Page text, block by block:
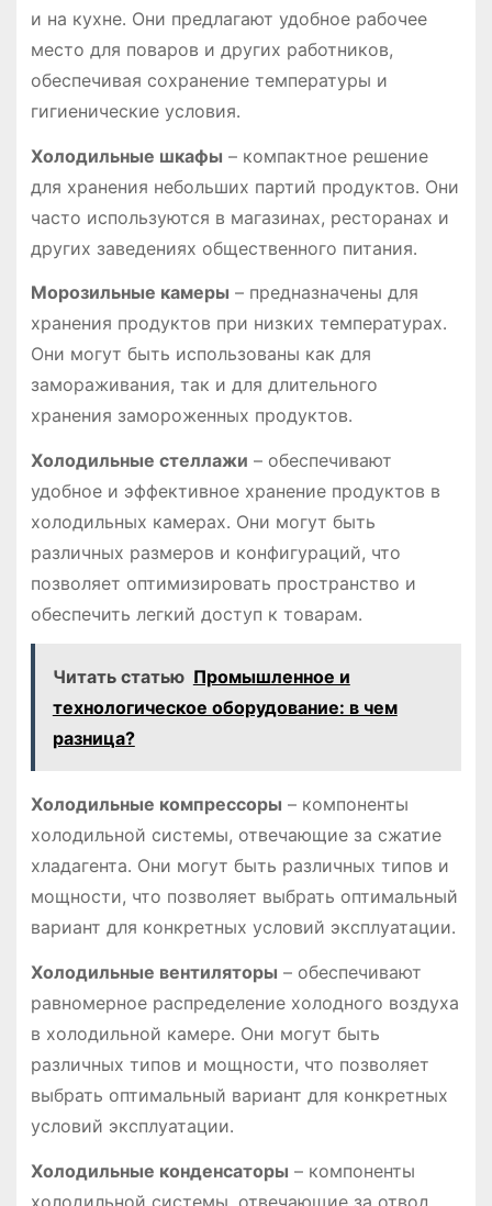
и на кухне․ Они предлагают удобное рабочее
место для поваров и других работников,
обеспечивая сохранение температуры и
гигиенические условия․
Холодильные шкафы – компактное решение
для хранения небольших партий продуктов․ Они
часто используются в магазинах, ресторанах и
других заведениях общественного питания․
Морозильные камеры – предназначены для
хранения продуктов при низких температурах․
Они могут быть использованы как для
замораживания, так и для длительного
хранения замороженных продуктов․
Холодильные стеллажи – обеспечивают
удобное и эффективное хранение продуктов в
холодильных камерах․ Они могут быть
различных размеров и конфигураций, что
позволяет оптимизировать пространство и
обеспечить легкий доступ к товарам․
Читать статью Промышленное и
технологическое оборудование: в чем
разница?
Холодильные компрессоры – компоненты
холодильной системы, отвечающие за сжатие
хладагента․ Они могут быть различных типов и
мощности, что позволяет выбрать оптимальный
вариант для конкретных условий эксплуатации․
Холодильные вентиляторы – обеспечивают
равномерное распределение холодного воздуха
в холодильной камере․ Они могут быть
различных типов и мощности, что позволяет
выбрать оптимальный вариант для конкретных
условий эксплуатации․
Холодильные конденсаторы – компоненты
холодильной системы, отвечающие за отвод